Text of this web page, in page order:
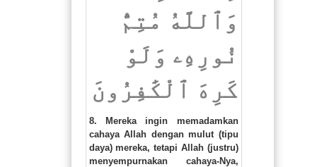
وَٱللَّهُ مُتِمُّ
نُورِهِۦ وَلَوْ
كَرِهَ ٱلْكَٰفِرُونَ
8. Mereka ingin memadamkan
cahaya Allah dengan mulut (tipu
daya) mereka, tetapi Allah (justru)
menyempurnakan cahaya-Nya,